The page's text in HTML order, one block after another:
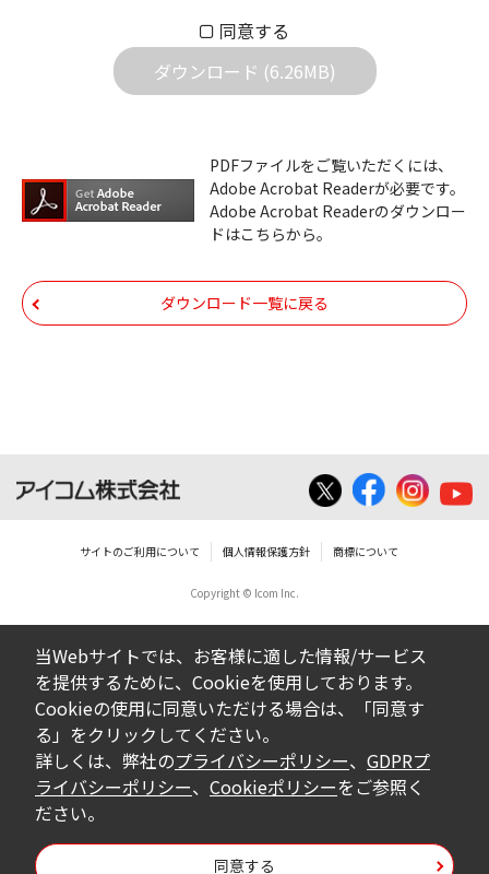
属します。ダウンロードした取扱説明書は、
個人が本来の目的でご使用されることは可能
ですが、権利者の許諾を得ることなく、以下
ダウンロードした取扱説明書は、複製、賃
貸、改変、公衆送信、または公衆送信可能
化することはできません。
いは無償を問わず、第三者に譲渡あるいは
使用させる事ができません。
ダウンロードした取扱説明書等に使用され
の転用は一切出来ません。
ダウンロードした取扱説明書およびその他す
べての掲載物の変更は一切行わないでくださ
い。お客様による内容の変更により、何らか
の欠陥が生じたとしても、弊社では一切の保
証をいたしません。また、内容の変更の結
果、万一お客様に損害が生じたとしても、弊
社及び販売店等は一切の責任を負いません。
掲載の取扱説明書等は、製品発売当時の内容
になっております。内容において、法律、仕
同意する
ダウンロード (6.26MB)
PDFファイルをご覧いただくには、
Adobe Acrobat Readerが必要です。
Adobe Acrobat Readerのダウンロー
ドはこちらから。
ダウンロード一覧に戻る
サイトのご利用について 個人情報保護方針 商標について
Copyright © Icom Inc.
当Webサイトでは、お客様に適した情報/サービス
を提供するために、Cookieを使用しております。
Cookieの使用に同意いただける場合は、「同意す
る」をクリックしてください。
詳しくは、弊社のプライバシーポリシー、 GDPRプ
ライバシーポリシー、 Cookieポリシーをご参照く
ださい。
同意する